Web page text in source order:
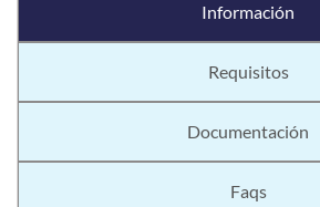
Información
Requisitos
Documentación
Faqs